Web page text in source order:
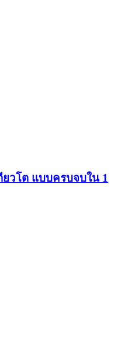
ยวโต แบบครบจบใน 1